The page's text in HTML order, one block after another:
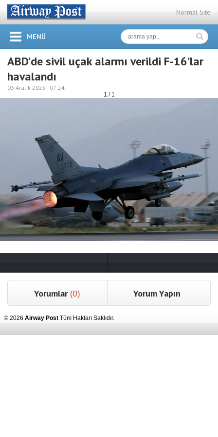
Normal Site
MENÜ
ABD’de sivil uçak alarmı verildi F-16’lar
havalandı
03 Aralık 2025 - 07:24
1 / 1
Yorumlar (0) Yorum Yapın
© 2026 Airway Post Tüm Hakları Saklıdır.